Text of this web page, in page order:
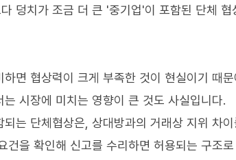
덩치가 조금 더 큰 '중기업'이 포함된 단체
면 협상력이 크게 부족한 것이 현실이기 때
는 시장에 미치는 영향이 큰 것도 사실입니다.
는 단체협상은, 상대방과의 거래상 지위 차
건을 확인해 신고를 수리하면 허용되는 구조